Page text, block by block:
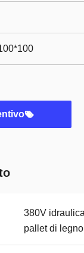
380V
pallet di